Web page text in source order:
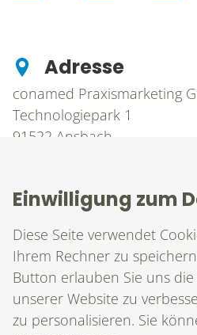
Adresse
conamed Praxismarketing
Technologiepark 1
91522 Ansbach
T0981 203 65 35 0
F 0981 203 65 35 99
Minfo@conamed.de
Einwilligung zum
Diese Seite verwendet
Ihrem Rechner zu
Button erlauben Sie uns
unserer Website zu
zu personalisieren. Sie
Allgemeine